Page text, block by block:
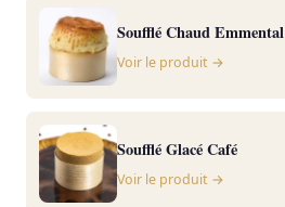
Soufflé Chaud Emmental
Voir le produit →
Soufflé Glacé Café
Voir le produit →